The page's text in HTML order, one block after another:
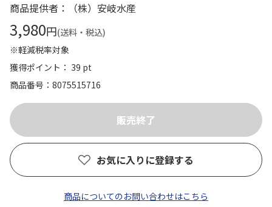
商品提供者：（株）安岐水産
3,980円(送料・税込)
※軽減税率対象
獲得ポイント： 39 pt
商品番号
8075515716
お気に入りに登録する
商品についてのお問い合わせはこちら